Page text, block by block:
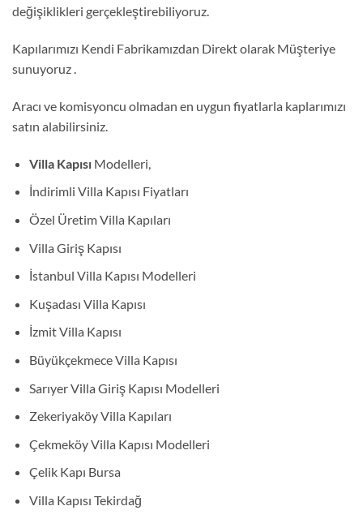
değişiklikleri gerçekleştirebiliyoruz.
Kapılarımızı Kendi Fabrikamızdan Direkt olarak Müşteriye
sunuyoruz .
Aracı ve komisyoncu olmadan en uygun fiyatlarla kaplarımızı
satın alabilirsiniz.
Villa KapısıModelleri,
İndirimli Villa Kapısı Fiyatları
Özel Üretim Villa Kapıları
Villa Giriş Kapısı
İstanbul Villa Kapısı Modelleri
Kuşadası Villa Kapısı
İzmit Villa Kapısı
Büyükçekmece Villa Kapısı
Sarıyer Villa Giriş Kapısı Modelleri
Zekeriyaköy Villa Kapıları
Çekmeköy Villa Kapısı Modelleri
Çelik Kapı Bursa
Villa Kapısı Tekirdağ